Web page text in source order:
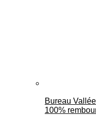
Bureau
100%